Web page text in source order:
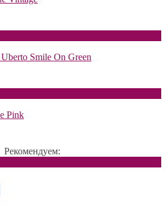
Smile On Green
Pink
Рекомендуем: